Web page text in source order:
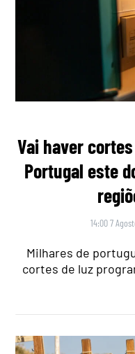
Vai haver
Portugal este
14:00 7
Milhares de
cortes de luz